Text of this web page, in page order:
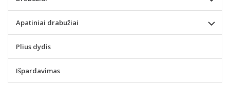
Apatiniai drabužiai
Plius dydis
Išpardavimas